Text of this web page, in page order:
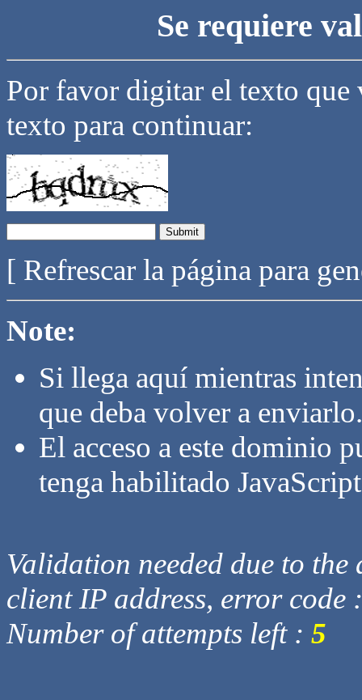
Se requiere
Por favor digitar el texto que
texto para continuar:
[ Refrescar la página para
Note:
Si llega aquí mientras
que deba volver a enviarlo.
El acceso a este dominio
tenga habilitado
Validation needed due to
client IP address, error code
Number of attempts left : 5